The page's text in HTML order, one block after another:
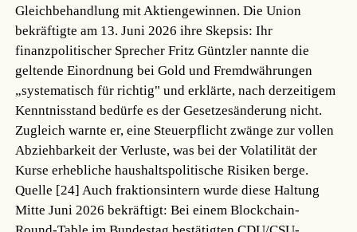
Gleichbehandlung mit Aktiengewinnen. Die Union
bekräftigte am 13. Juni 2026 ihre Skepsis: Ihr
finanzpolitischer Sprecher Fritz Güntzler nannte die
geltende Einordnung bei Gold und Fremdwährungen
„systematisch für richtig" und erklärte, nach derzeitigem
Kenntnisstand bedürfe es der Gesetzesänderung nicht.
Zugleich warnte er, eine Steuerpflicht zwänge zur vollen
Abziehbarkeit der Verluste, was bei der Volatilität der
Kurse erhebliche haushaltspolitische Risiken berge.
Quelle [24] Auch fraktionsintern wurde diese Haltung
Mitte Juni 2026 bekräftigt: Bei einem Blockchain-